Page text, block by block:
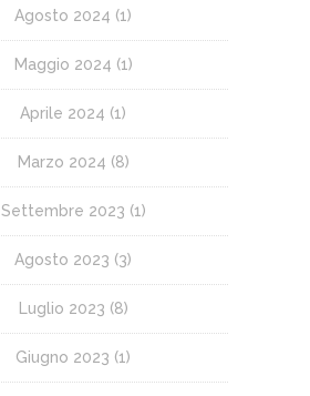
Agosto 2024 (1)
Maggio 2024 (1)
Aprile 2024 (1)
Marzo 2024 (8)
Settembre 2023 (1)
Agosto 2023 (3)
Luglio 2023 (8)
Giugno 2023 (1)